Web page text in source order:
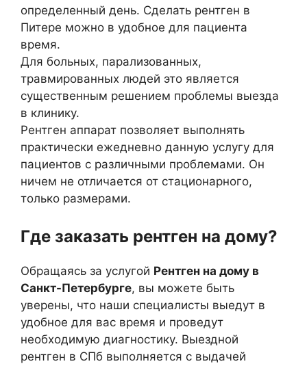
определенный день. Сделать рентген в
Питере можно в удобное для пациента
время.
Для больных, парализованных,
травмированных людей это является
существенным решением проблемы выезда
в клинику.
Рентген аппарат позволяет выполнять
практически ежедневно данную услугу для
пациентов с различными проблемами. Он
ничем не отличается от стационарного,
только размерами.
Где заказать рентген на дому?
Обращаясь за услугой Рентген на дому в
Санкт-Петербурге, вы можете быть
уверены, что наши специалисты выедут в
удобное для вас время и проведут
необходимую диагностику. Выездной
рентген в СПб выполняется с выдачей